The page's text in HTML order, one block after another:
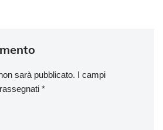
sarà pubblicato. I campi
*